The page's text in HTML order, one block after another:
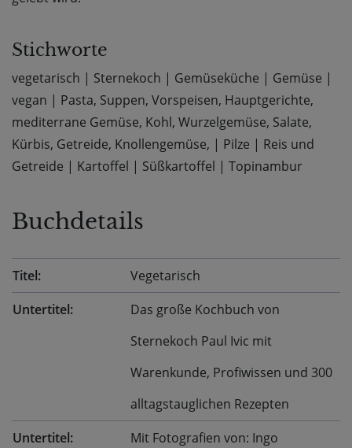
Stichworte
vegetarisch | Sternekoch | Gemüseküche | Gemüse |
vegan | Pasta, Suppen, Vorspeisen, Hauptgerichte,
mediterrane Gemüse, Kohl, Wurzelgemüse, Salate,
Kürbis, Getreide, Knollengemüse, | Pilze | Reis und
Getreide | Kartoffel | Süßkartoffel | Topinambur
Buchdetails
Titel:
Vegetarisch
Untertitel:
Das große Kochbuch von
Sternekoch Paul Ivic mit
Warenkunde, Profiwissen und 300
alltagstauglichen Rezepten
Untertitel:
Mit Fotografien von: Ingo